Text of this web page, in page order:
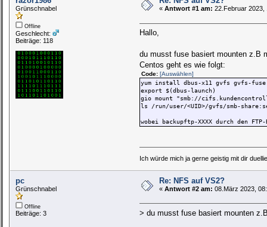
Grünschnabel
Offline
Geschlecht:
Beiträge: 118
« Antwort #1 am: 22.Februar 2023,
Hallo,
du musst fuse basiert mounten z.B
Centos geht es wie folgt:
Code:[Auswählen]
yum install dbus-x11 gvfs gvfs-
export $(dbus-launch)
gio mount "smb://
ls /run/user/<UID>/gvfs/smb-
wobei backupftp-XXXX durch den
Ich würde mich ja gerne geistig mit dir
pc
Grünschnabel
Offline
Beiträge: 3
Re: NFS auf VS2?
« Antwort #2 am: 08.März 2023,
> du musst fuse basiert mounten